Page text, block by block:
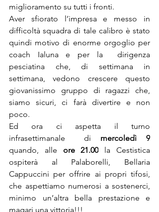
miglioramento su tutti i fronti.
Aver sfiorato l’impresa e messo in
difficoltà squadra di tale calibro è stato
quindi motivo di enorme orgoglio per
coach Ialuna e per la  dirigenza
pesciatina che, di settimana in
settimana, vedono crescere questo
giovanissimo gruppo di ragazzi che,
siamo sicuri, ci farà divertire e non
poco.
Ed ora ci aspetta il turno
infrasettimanale  di mercoledì 9
quando, alle ore 21.00 la Cestistica
ospiterà al Palaborelli, Bellaria
Cappuccini per offrire ai propri tifosi,
che aspettiamo numerosi a sostenerci,
minimo un’altra bella prestazione e
magari una vittoria!!!